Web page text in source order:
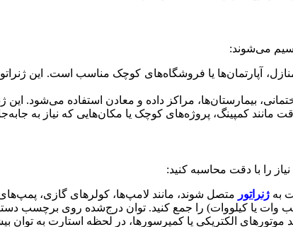
می‌شوند:
داده و معادن استفاده می‌شود. این ژنراتورها توان بالا (۵۰ کیلووات تا چند مگاوات) و
مانند کمپینگ، پروژه‌های کوچک یا مکان‌هایی که نیاز به
نیاز را با دقت محاسبه کنید:
به ژنراتور متصل شوند، مانند لامپ‌ها، کولرهای گازی،
یا کیلووات) را جمع کنید. توان درج‌شده روی برچسب